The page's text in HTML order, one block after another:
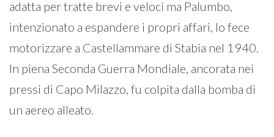
adatta per tratte brevi e veloci ma Palumbo,
intenzionato a espandere i propri affari, lo fece
motorizzare a Castellammare di Stabia nel 1940.
In piena Seconda Guerra Mondiale, ancorata nei
pressi di Capo Milazzo, fu colpita dalla bomba di
un aereo alleato.